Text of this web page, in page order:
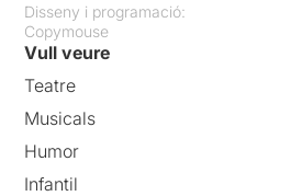
Disseny i programació:
Copymouse
Vull veure
Teatre
Musicals
Humor
Infantil